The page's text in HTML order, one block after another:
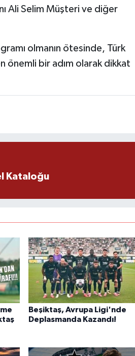
Ali Selim Müşteri ve diğer
olmanın ötesinde, Türk
önemli bir adım olarak dikkat
Kataloğu
Beşiktaş, Avrupa Ligi'nde
Deplasmanda Kazandı!